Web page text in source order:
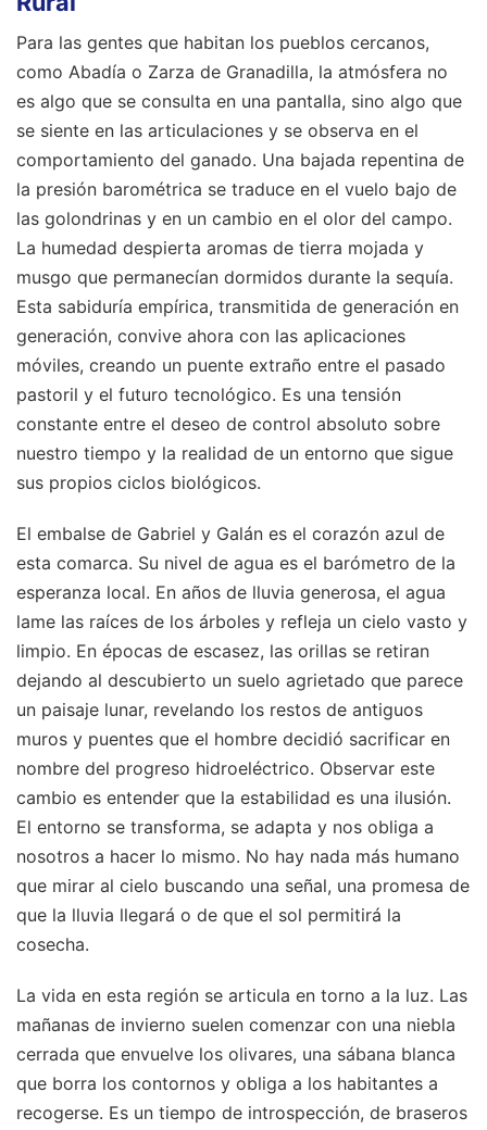
Para las gentes que habitan los pueblos cercanos,
como Abadía o Zarza de Granadilla, la atmósfera no
es algo que se consulta en una pantalla, sino algo que
se siente en las articulaciones y se observa en el
comportamiento del ganado. Una bajada repentina de
la presión barométrica se traduce en el vuelo bajo de
las golondrinas y en un cambio en el olor del campo.
La humedad despierta aromas de tierra mojada y
musgo que permanecían dormidos durante la sequía.
Esta sabiduría empírica, transmitida de generación en
generación, convive ahora con las aplicaciones
móviles, creando un puente extraño entre el pasado
pastoril y el futuro tecnológico. Es una tensión
constante entre el deseo de control absoluto sobre
nuestro tiempo y la realidad de un entorno que sigue
sus propios ciclos biológicos.
El embalse de Gabriel y Galán es el corazón azul de
esta comarca. Su nivel de agua es el barómetro de la
esperanza local. En años de lluvia generosa, el agua
lame las raíces de los árboles y refleja un cielo vasto y
limpio. En épocas de escasez, las orillas se retiran
dejando al descubierto un suelo agrietado que parece
un paisaje lunar, revelando los restos de antiguos
muros y puentes que el hombre decidió sacrificar en
nombre del progreso hidroeléctrico. Observar este
cambio es entender que la estabilidad es una ilusión.
El entorno se transforma, se adapta y nos obliga a
nosotros a hacer lo mismo. No hay nada más humano
que mirar al cielo buscando una señal, una promesa de
que la lluvia llegará o de que el sol permitirá la
cosecha.
La vida en esta región se articula en torno a la luz. Las
mañanas de invierno suelen comenzar con una niebla
cerrada que envuelve los olivares, una sábana blanca
que borra los contornos y obliga a los habitantes a
recogerse. Es un tiempo de introspección, de braseros